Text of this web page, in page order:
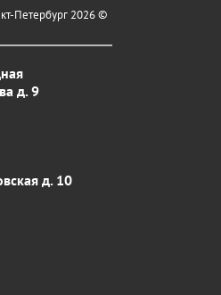
Петербург 2026 ©
д. 9
д. 10